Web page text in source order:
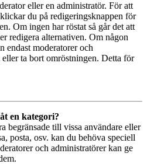
eller en administratör. För att
du på redigeringsknappen för
Om ingen har röstat så går det att
redigera alternativen. Om någon
endast moderatorer och
ta bort omröstningen. Detta för
en kategori?
begränsade till vissa användare eller
posta, osv. kan du behöva speciell
och administratörer kan ge